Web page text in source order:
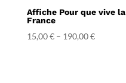
Affiche Pour que vive la
France
15,00€– 190,00€